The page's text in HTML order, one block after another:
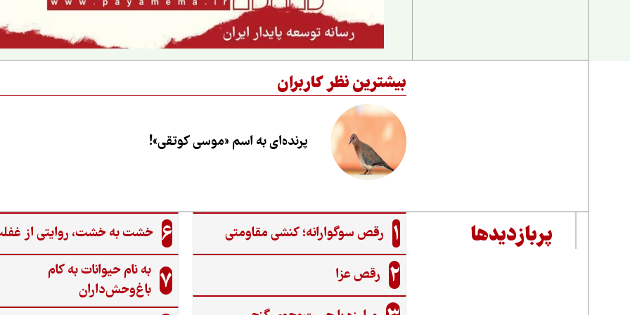
بیشترین نظر کاربران
پرنده‌ای به اسم «موسی کوتقی»!
پربازدیدها 1 رقص سوگوارانه؛ کنشی مقاومتی
2 رقص عزا
6 خشت به خشت، روایتی از
7 به نام حیوانات به کام
باغ‌وحش‌داران